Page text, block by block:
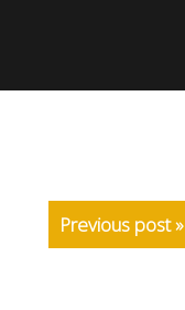
Previous post »